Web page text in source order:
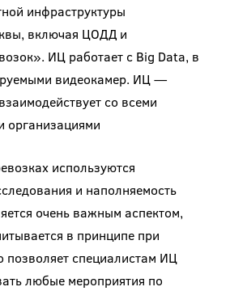
инфраструктуры
включая ЦОДД и
ИЦ работает с Big Data, в
видеокамер. ИЦ —
со всеми
организациями
используются
и наполняемость
очень важным аспектом,
в принципе при
позволяет специалистам ИЦ
любые мероприятия по